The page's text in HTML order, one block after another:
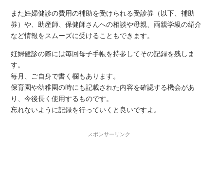
また妊婦健診の費用の補助を受けられる受診券（以下、補助
券）や、助産師、保健師さんへの相談や母親、両親学級の紹介
など情報をスムーズに受けることもできます。
妊婦健診の際には毎回母子手帳を持参してその記録を残しま
す。
毎月、ご自身で書く欄もあります。
保育園や幼稚園の時にも記載された内容を確認する機会があ
り、今後長く使用するものです。
忘れないように記録を行っていくと良いですよ。
スポンサーリンク